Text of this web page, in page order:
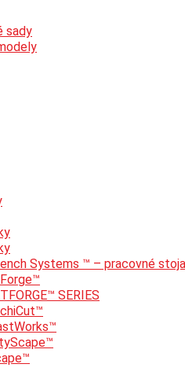
sady
Systems ™ – pracovné
SERIES